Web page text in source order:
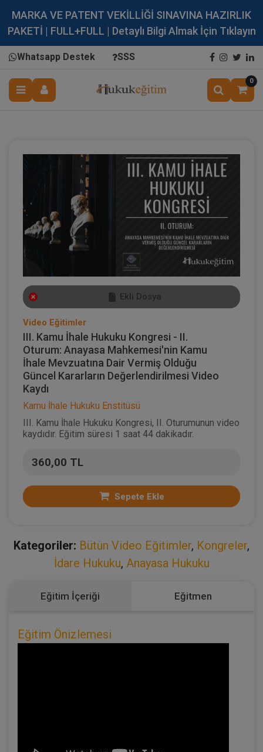
MARKA VE PATENT VEKİLLİĞİ SINAVINA HAZIRLIK
PAKETİ | FULL+FULL | Detaylı Bilgi Almak İçin Tıklayın
Whatsapp Destek SSS
0
Ekli Dosya
Video Eğitimler
III. Kamu İhale Hukuku Kongresi - II.
Oturum: Anayasa Mahkemesi'nin Kamu
İhale Mevzuatına Dair Vermiş Olduğu
Güncel Kararların Değerlendirilmesi Video
Kaydı
Kamu İhale Hukuku Enstitüsü
III. Kamu İhale Hukuku Kongresi, II. Oturumunun video
kaydıdır. Eğitim süresi 1 saat 44 dakikadır.
360,00 TL
Sepete Ekle
Kategoriler: Bütün Video Eğitimler, Kongreler,
İdare Hukuku, Anayasa Hukuku
Eğitim İçeriği Eğitmen
Eğitim Önizlemesi